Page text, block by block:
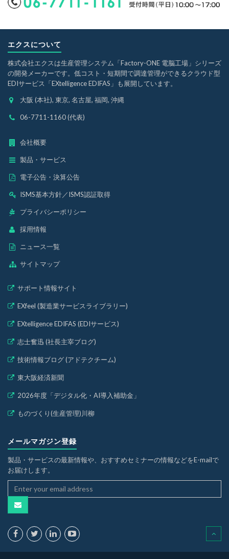
エクスについて
株式会社エクスは生産管理システム「Factory-ONE 電脳工場」シリーズ
の開発メーカーです。低コスト・短期間で調達管理ができるクラウド型
EDIサービス「EXtelligence EDIFAS」も展開しています。
大阪 (本社), 東京, 名古屋, 福岡, 沖縄
06-7711-1160 (代表)
会社概要
製品・サービス
電子公告・決算公告
ISMS基本方針／ISMS認証取得
プライバシーポリシー
採用情報
ニュース一覧
サイトマップ
サポート情報サイト
EXfeel (製造業サービスライブラリー)
EXtelligence EDIFAS (EDIサービス)
志士奮迅 (社長主宰ブログ)
技術情報ブログ (アドテクチーム)
東大阪経済新聞
2026年度「デジタル化・AI導入補助金」
ものづくり(生産管理)川柳
メールマガジン登録
製品・サービスの最新情報や、おすすめセミナーの情報などをE-mailで
お届けします。